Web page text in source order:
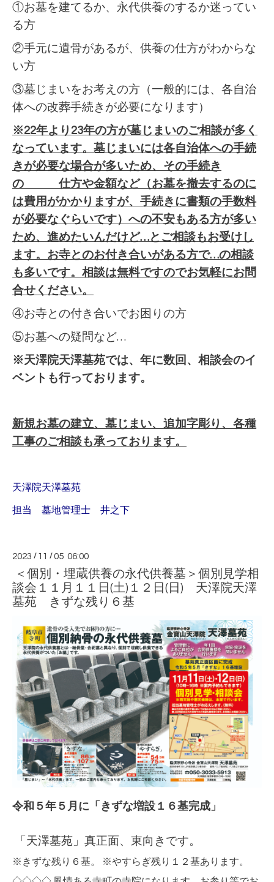
①お墓を建てるか、永代供養のするか迷ってい
る方
②手元に遺骨があるが、供養の仕方がわからな
い方
③墓じまいをお考えの方（一般的には、各自治
体への改葬手続きが必要になります）
※22年より23年の方が墓じまいのご相談が多く
なっています。墓じまいには各自治体への手続
きが必要な場合が多いため、その手続き
の 仕方や金額など（お墓を撤去するのに
は費用がかかりますが、手続きに書類の手数料
が必要なぐらいです）への不安もある方が多い
ため、進めたいんだけど…とご相談もお受けし
ます。お寺とのお付き合いがある方で…の相談
も多いです。相談は無料ですのでお気軽にお問
合せください。
④お寺との付き合いでお困りの方
⑤お墓への疑問など…
※天澤院天澤墓苑では、年に数回、相談会のイ
ベントも行っております。
新規お墓の建立、墓じまい、追加字彫り、各種
工事のご相談も承っております。
天澤院天澤墓苑
担当 墓地管理士 井之下
2023 / 11 /05 06:00
＜個別・埋蔵供養の永代供養墓＞個別見学相
談会１１月１１日(土)１２日(日) 天澤院天澤
墓苑 きずな残り６基
令和５年５月に「きずな増設１６基完成」
「天澤墓苑」真正面、東向きです。
※きずな残り６基。 ※やすらぎ残り１２基あります。